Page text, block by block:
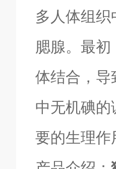
多人体组
腮腺。最
体结合，导
中无机碘
要的生理作